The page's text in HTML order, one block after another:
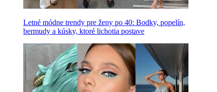
Letné módne trendy pre ženy po 40: Bodky, popelín,
bermudy a kúsky, ktoré lichotia postave